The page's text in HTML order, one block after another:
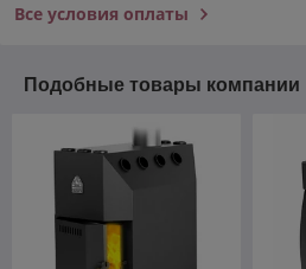
Все условия оплаты
Подобные товары компании